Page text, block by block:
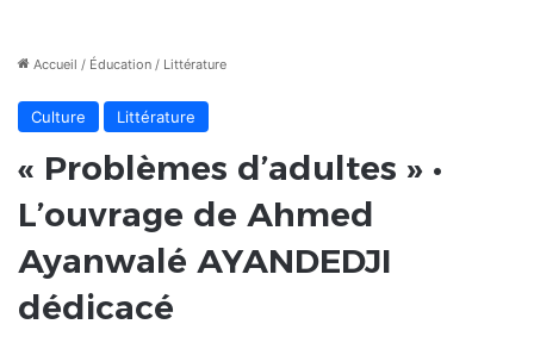
Accueil / Éducation / Littérature
Culture Littérature
« Problèmes d’adultes » •
L’ouvrage de Ahmed
Ayanwalé AYANDEDJI
dédicacé